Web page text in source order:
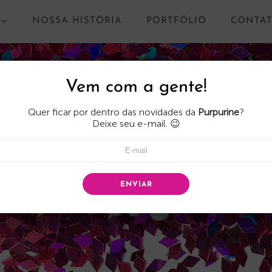
NOSSA HISTÓRIA PORTFÓLIO
Vem com a gente!
Quer ficar por dentro das novidades da Purpurine?
Deixe seu e-mail. 😉
ENVIAR